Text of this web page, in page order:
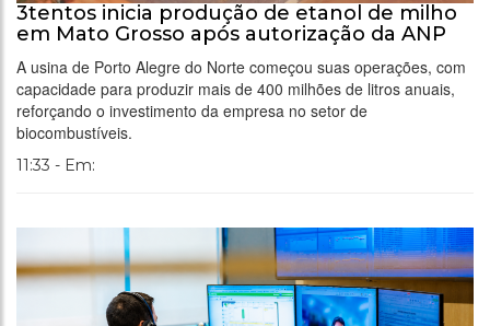
3tentos inicia produção de etanol de milho
em Mato Grosso após autorização da ANP
A usina de Porto Alegre do Norte começou suas operações, com
capacidade para produzir mais de 400 milhões de litros anuais,
reforçando o investimento da empresa no setor de
biocombustíveis.
11:33 - Em: